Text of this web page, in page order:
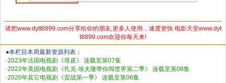
请把www.dytt8899.com分享给你的朋友,更多人使用，速度更快 电影天堂www.dyt
t8899.com欢迎你每天来!
●本栏目本周最新资源列表：
·2023年法国电视剧《塔皮》 连载至第07集
·2022年美国电视剧《扎克·埃夫隆带你闯世界第二季》 连载至第08集
·2020年其它电视剧《蛮战第一季》 连载至第06集